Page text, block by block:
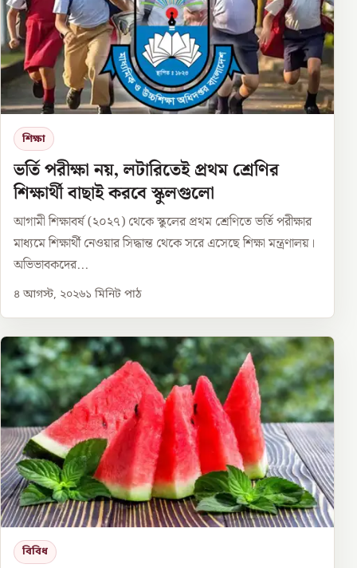
শিক্ষা
ভর্তি পরীক্ষা নয়, লটারিতেই প্রথম শ্রেণির
শিক্ষার্থী বাছাই করবে স্কুলগুলো
আগামী শিক্ষাবর্ষ (২০২৭) থেকে স্কুলের প্রথম শ্রেণিতে ভর্তি পরীক্ষার
মাধ্যমে শিক্ষার্থী নেওয়ার সিদ্ধান্ত থেকে সরে এসেছে শিক্ষা মন্ত্রণালয়।
অভিভাবকদের...
৪ আগস্ট, ২০২৬১ মিনিট পাঠ
বিবিধ